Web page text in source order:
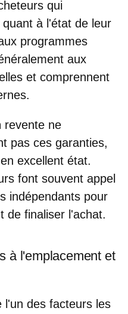
qui
à l'état de leur
programmes
aux
et comprennent
revente ne
pas ces garanties,
excellent état.
font souvent appel
indépendants pour
de finaliser l'achat.
à l'emplacement et
l'un des facteurs les